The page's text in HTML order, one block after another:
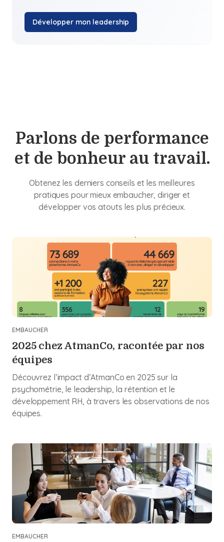
Développer mon leadership
Parlons de performance
et de bonheur au travail.
Obtenez les derniers conseils et les meilleures
pratiques pour mieux embaucher, diriger et
développer vos atouts les plus précieux.
EMBAUCHER
2025 chez AtmanCo, racontée par nos
équipes
Découvrez l’impact d’AtmanCo en 2025 sur la
psychométrie, le leadership, la rétention et le
développement RH, à travers les observations de nos
équipes.
EMBAUCHER